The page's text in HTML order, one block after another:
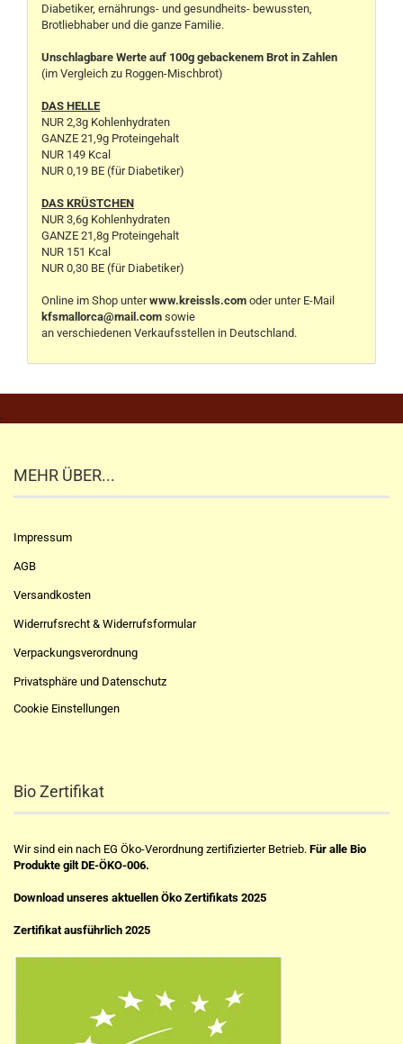
Diabetiker, ernährungs- und gesundheits- bewussten,
Brotliebhaber und die ganze Familie.
Unschlagbare Werte auf 100g gebackenem Brot in Zahlen
(im Vergleich zu Roggen-Mischbrot)
DAS HELLE
NUR 2,3g Kohlenhydraten
GANZE 21,9g Proteingehalt
NUR 149 Kcal
NUR 0,19 BE (für Diabetiker)
DAS KRÜSTCHEN
NUR 3,6g Kohlenhydraten
GANZE 21,8g Proteingehalt
NUR 151 Kcal
NUR 0,30 BE (für Diabetiker)
Online im Shop unterwww.kreissls.com oder unter E-Mail
kfsmallorca@mail.com sowie
an verschiedenen Verkaufsstellen in Deutschland.
.
MEHR ÜBER...
Impressum
AGB
Versandkosten
Widerrufsrecht & Widerrufsformular
Verpackungsverordnung
Privatsphäre und Datenschutz
Cookie Einstellungen
Bio Zertifikat
Wir sind ein nach EG Öko-Verordnung zertifizierter Betrieb. Für alle Bio
Produkte gilt DE-ÖKO-006.
Download unseres aktuellen Öko Zertifikats 2025
Zertifikat ausführlich 2025